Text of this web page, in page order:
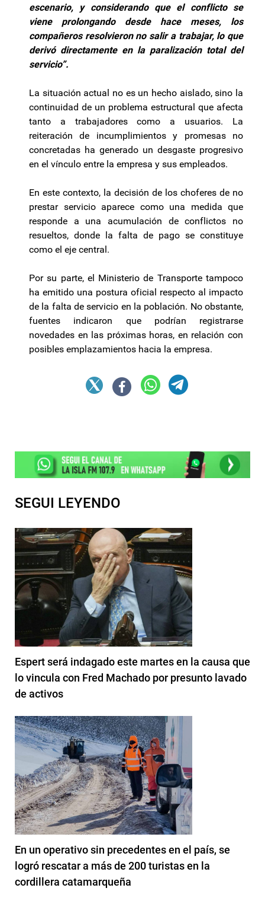
escenario, y considerando que el conflicto se
viene prolongando desde hace meses, los
compañeros resolvieron no salir a trabajar, lo que
derivó directamente en la paralización total del
servicio”.
La situación actual no es un hecho aislado, sino la
continuidad de un problema estructural que afecta
tanto a trabajadores como a usuarios. La
reiteración de incumplimientos y promesas no
concretadas ha generado un desgaste progresivo
en el vínculo entre la empresa y sus empleados.
En este contexto, la decisión de los choferes de no
prestar servicio aparece como una medida que
responde a una acumulación de conflictos no
resueltos, donde la falta de pago se constituye
como el eje central.
Por su parte, el Ministerio de Transporte tampoco
ha emitido una postura oficial respecto al impacto
de la falta de servicio en la población. No obstante,
fuentes indicaron que podrían registrarse
novedades en las próximas horas, en relación con
posibles emplazamientos hacia la empresa.
SEGUI LEYENDO
Espert será indagado este martes en la causa que
lo vincula con Fred Machado por presunto lavado
de activos
En un operativo sin precedentes en el país, se
logró rescatar a más de 200 turistas en la
cordillera catamarqueña